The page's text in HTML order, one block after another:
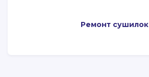
Ремонт сушилок